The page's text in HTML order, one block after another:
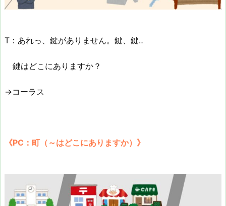
T：あれっ、鍵がありません。鍵、鍵‥
鍵はどこにありますか？
→コーラス
《PC：町（～はどこにありますか）》